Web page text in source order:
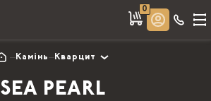
0
Камінь Кварцит
SEA PEARL